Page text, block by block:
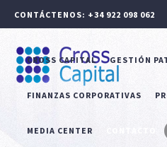
CONTÁCTENOS: +34 922 098 062
CROSS CAPITAL GESTIÓN
FINANZAS CORPORATIVAS
MEDIA CENTER